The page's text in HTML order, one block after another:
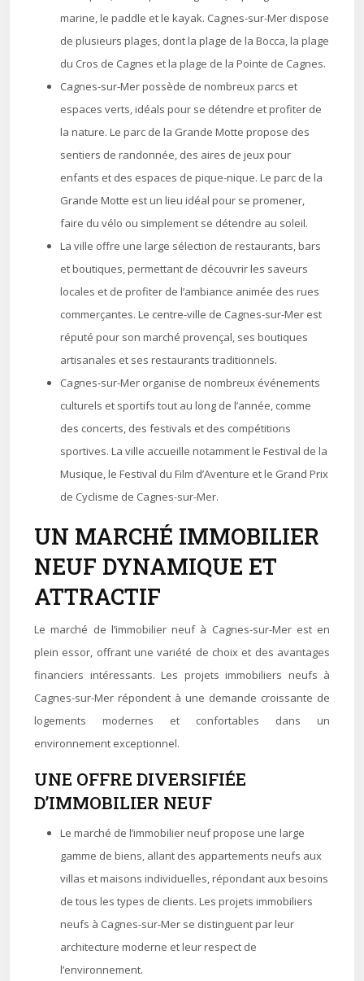
marine, le paddle et le kayak. Cagnes-sur-Mer dispose
de plusieurs plages, dont la plage de la Bocca, la plage
du Cros de Cagnes et la plage de la Pointe de Cagnes.
Cagnes-sur-Mer possède de nombreux parcs et
espaces verts, idéals pour se détendre et profiter de
la nature. Le parc de la Grande Motte propose des
sentiers de randonnée, des aires de jeux pour
enfants et des espaces de pique-nique. Le parc de la
Grande Motte est un lieu idéal pour se promener,
faire du vélo ou simplement se détendre au soleil.
La ville offre une large sélection de restaurants, bars
et boutiques, permettant de découvrir les saveurs
locales et de profiter de l’ambiance animée des rues
commerçantes. Le centre-ville de Cagnes-sur-Mer est
réputé pour son marché provençal, ses boutiques
artisanales et ses restaurants traditionnels.
Cagnes-sur-Mer organise de nombreux événements
culturels et sportifs tout au long de l’année, comme
des concerts, des festivals et des compétitions
sportives. La ville accueille notamment le Festival de la
Musique, le Festival du Film d’Aventure et le Grand Prix
de Cyclisme de Cagnes-sur-Mer.
UN MARCHÉ IMMOBILIER
NEUF DYNAMIQUE ET
ATTRACTIF
Le marché de l’immobilier neuf à Cagnes-sur-Mer est en
plein essor, offrant une variété de choix et des avantages
financiers intéressants. Les projets immobiliers neufs à
Cagnes-sur-Mer répondent à une demande croissante de
logements modernes et confortables dans un
environnement exceptionnel.
UNE OFFRE DIVERSIFIÉE
D’IMMOBILIER NEUF
Le marché de l’immobilier neuf propose une large
gamme de biens, allant des appartements neufs aux
villas et maisons individuelles, répondant aux besoins
de tous les types de clients. Les projets immobiliers
neufs à Cagnes-sur-Mer se distinguent par leur
architecture moderne et leur respect de
l’environnement.